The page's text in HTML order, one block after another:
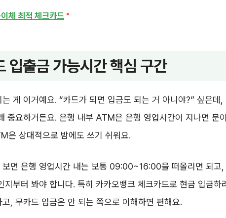
체 최적 체크카드
입출금 가능시간 핵심 구간
게 이거예요. “카드가 되면 입금도 되는 거 아니야?” 싶은
중요하거든요. 은행 내부 ATM은 은행 영업시간이 지나면 문
은 상대적으로 밤에도 쓰기 쉬워요.
보면 은행 영업시간 내는 보통 09:00~16:00을 떠올리면 되고,
지부터 봐야 합니다. 특히 카카오뱅크 체크카드로 현금 입금하
, 무카드 입금은 안 되는 쪽으로 이해하면 편해요.